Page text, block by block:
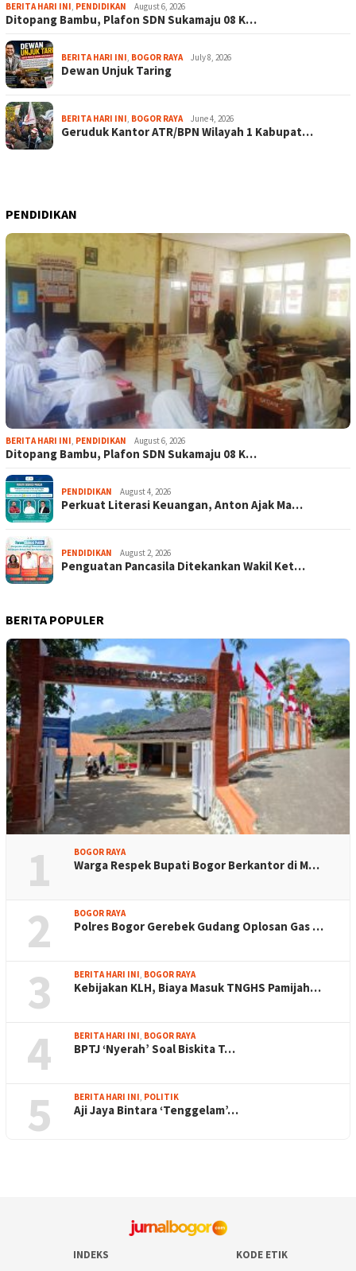
BERITA HARI INI, PENDIDIKAN August 6, 2026
Ditopang Bambu, Plafon SDN Sukamaju 08 K…
BERITA HARI INI, BOGOR RAYA July 8, 2026
Dewan Unjuk Taring
BERITA HARI INI, BOGOR RAYA June 4, 2026
Geruduk Kantor ATR/BPN Wilayah 1 Kabupat…
PENDIDIKAN
BERITA HARI INI, PENDIDIKAN August 6, 2026
Ditopang Bambu, Plafon SDN Sukamaju 08 K…
PENDIDIKAN August 4, 2026
Perkuat Literasi Keuangan, Anton Ajak Ma…
PENDIDIKAN August 2, 2026
Penguatan Pancasila Ditekankan Wakil Ket…
BERITA POPULER
1 BOGOR RAYA
Warga Respek Bupati Bogor Berkantor di M…
2 BOGOR RAYA
Polres Bogor Gerebek Gudang Oplosan Gas …
3 BERITA HARI INI, BOGOR RAYA
Kebijakan KLH, Biaya Masuk TNGHS Pamijah…
4 BERITA HARI INI, BOGOR RAYA
BPTJ ‘Nyerah’ Soal Biskita T…
5 BERITA HARI INI, POLITIK
Aji Jaya Bintara ‘Tenggelam’…
INDEKS KODE ETIK